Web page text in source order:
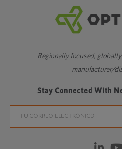
Regionally focused,
manufacturer/
Stay Connected With